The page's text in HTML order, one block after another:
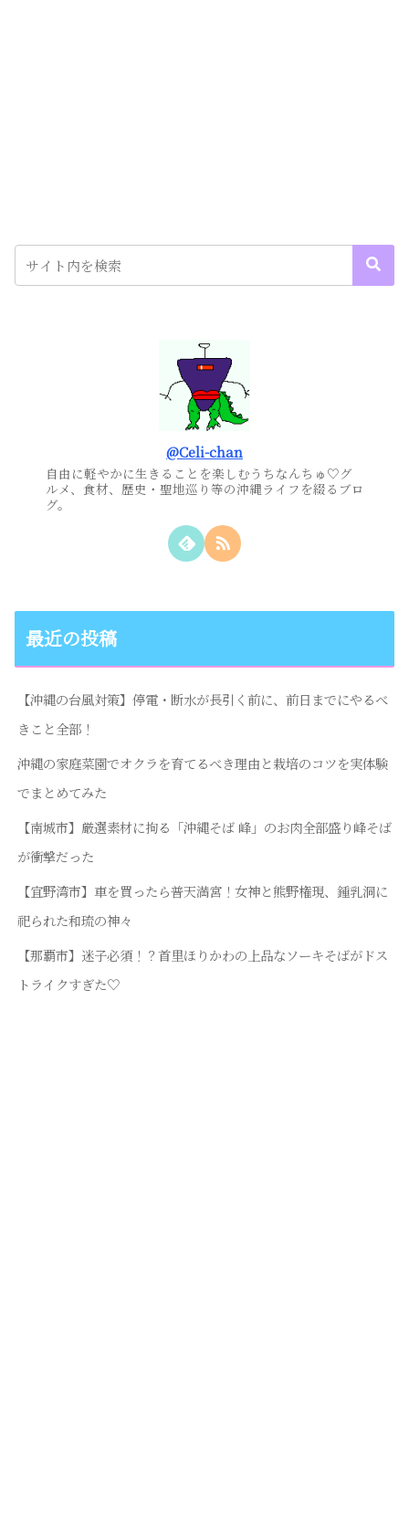
@Celi-chan
自由に軽やかに生きることを楽しむうちなんちゅ♡グ
ルメ、食材、歴史・聖地巡り等の沖縄ライフを綴るブロ
グ。
最近の投稿
【沖縄の台風対策】停電・断水が長引く前に、前日までにやるべ
きこと全部！
沖縄の家庭菜園でオクラを育てるべき理由と栽培のコツを実体験
でまとめてみた
【南城市】厳選素材に拘る「沖縄そば 峰」のお肉全部盛り峰そば
が衝撃だった
【宜野湾市】車を買ったら普天満宮！女神と熊野権現、鍾乳洞に
祀られた和琉の神々
【那覇市】迷子必須！？首里ほりかわの上品なソーキそばがドス
トライクすぎた♡